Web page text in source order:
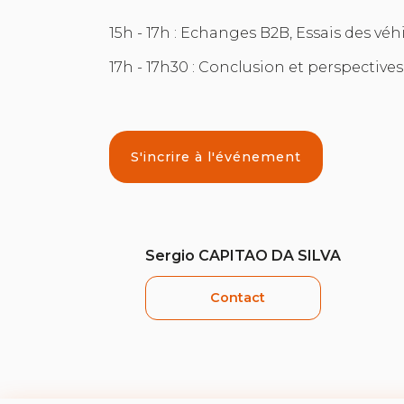
15h - 17h : Echanges B2B, Essais des
17h - 17h30 : Conclusion et perspectives
S'incrire à l'événement
Sergio CAPITAO DA SILVA
Contact